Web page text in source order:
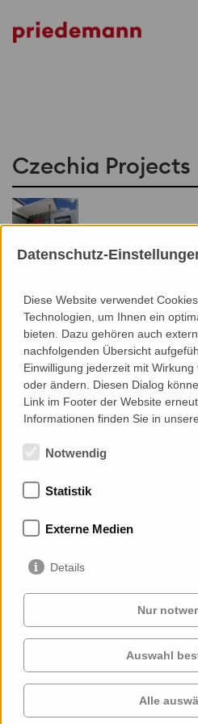
Czechia Projects
Arkády
Memberships
Services
Cases
Profile
Datenschutz-
Diese Website verwendet
Technologien, um Ihnen ein
bieten. Dazu gehören auch
nachfolgenden Übersicht
Einwilligung jederzeit mit
oder ändern. Diesen Dialog
Link im Footer der Website
Informationen finden Sie in
Notwendig
Statistik
Externe Medien
Details
Nur
Auswahl
Alle